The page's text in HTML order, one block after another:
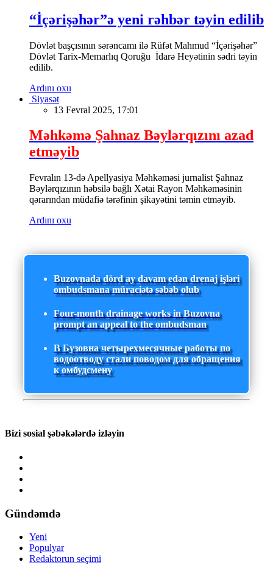
“İçərişəhər”ə yeni rəhbər təyin edilib
Dövlət başçısının sərəncamı ilə Rüfət Mahmud “İçərişəhər”
Dövlət Tarix-Memarlıq Qoruğu İdarə Heyətinin sədri təyin
edilib.
Ardını oxu
Siyasət
13 Fevral 2025, 17:01
Məhkəmə Şahnaz Bəylərqızını azad
etməyib
Fevralın 13-də Apellyasiya Məhkəməsi jurnalist Şahnaz
Bəylərqızının həbsilə bağlı Xətai Rayon Məhkəməsinin
qərarından müdafiə tərəfinin şikayətini təmin etməyib.
Ardını oxu
Buzovnada dörd ay davam edən drenaj işləri
ombudsmana müraciətə səbəb olub
Four-month drainage works in Buzovna
prompt an appeal to the ombudsman
В Бузовна четырехмесячные работы по
водоотводу стали поводом для обращения
к омбудсмену
Bizi sosial şəbəkələrdə izləyin
Gündəmdə
Yeni
Populyar
Redaktorun seçimi